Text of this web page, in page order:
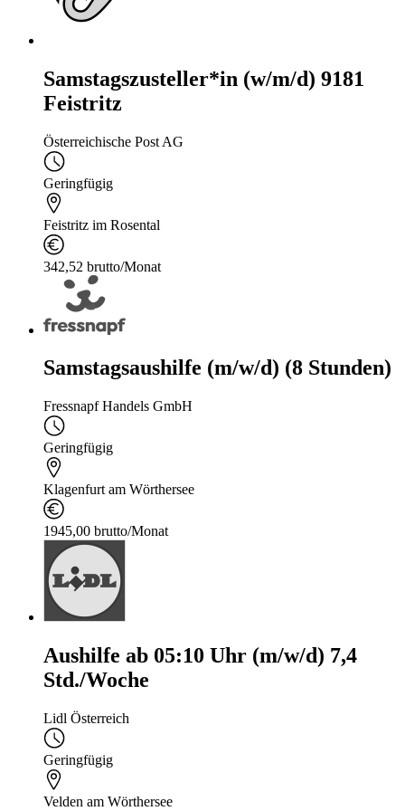
Samstagszusteller*in (w/m/d) 9181
Feistritz
Österreichische Post AG
Geringfügig
Feistritz im Rosental
342,52 brutto/Monat
Samstagsaushilfe (m/w/d) (8 Stunden)
Fressnapf Handels GmbH
Geringfügig
Klagenfurt am Wörthersee
1945,00 brutto/Monat
Aushilfe ab 05:10 Uhr (m/w/d) 7,4
Std./Woche
Lidl Österreich
Geringfügig
Velden am Wörthersee